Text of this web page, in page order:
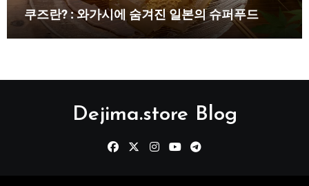
쿠즈란? : 와가시에 숨겨진 일본의 슈퍼푸드
Dejima.store Blog